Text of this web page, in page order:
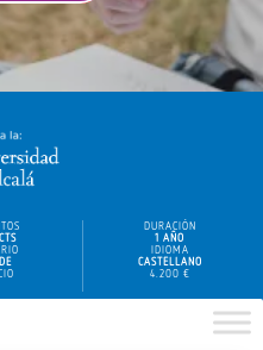
DURACIÓN
1 AÑO
IDIOMA
CASTELLANO
4.200 €